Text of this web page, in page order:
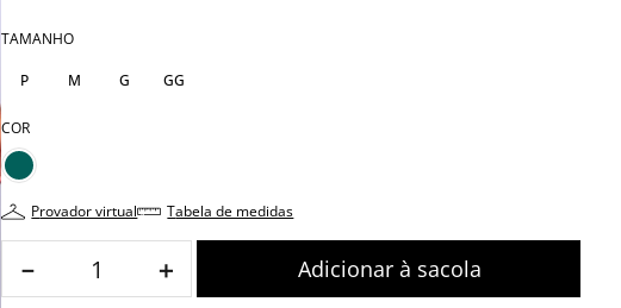
TAMANHO
P M G GG
COR
provador virtual tabela de medidas
＋
－